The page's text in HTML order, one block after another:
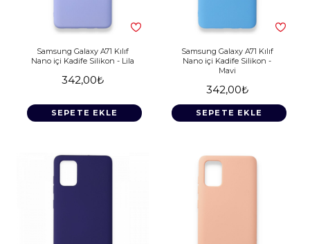
Samsung Galaxy A71 Kılıf
Nano içi Kadife Silikon - Lila
342,00₺
SEPETE EKLE
Samsung Galaxy A71 Kılıf
Nano içi Kadife Silikon -
Mavi
342,00₺
SEPETE EKLE